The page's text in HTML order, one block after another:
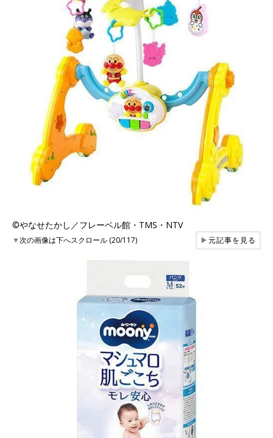
©︎やなせたかし／フレーベル館・TMS・NTV
▼次の画像は下へスクロール (20/117) ▶元記事を見る